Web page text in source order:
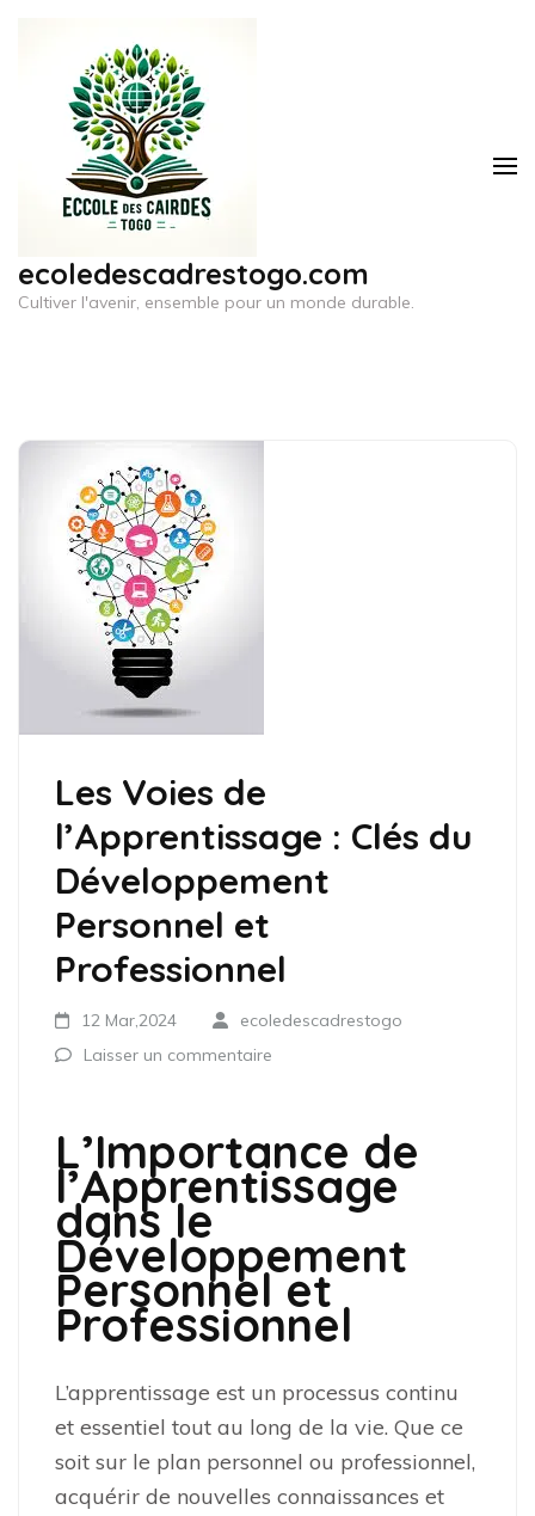
contenu
(Pressez
ecoledescadrestogo.com
Cultiver l'avenir, ensemble pour un monde durable.
Les Voies de
l’Apprentissage : Clés du
Développement
Personnel et
Professionnel
12 Mar,2024
ecoledescadrestogo
Laisser un commentaire
L’Importance de
l’Apprentissage
dans le
Développement
Personnel et
Professionnel
L’apprentissage est un processus continu
et essentiel tout au long de la vie. Que ce
soit sur le plan personnel ou professionnel,
acquérir de nouvelles connaissances et